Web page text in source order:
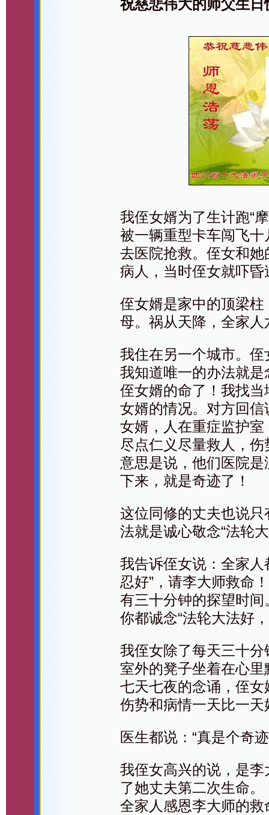
祝慈悲伟大的师父生日
我侄女婿为了生计跑“
被一辆重型卡车闯飞十
去医院抢救。侄女和
病人，当时侄女就吓昏
侄女婿是家中的顶梁
母。祸从天降，全家
我住在另一个城市。
我知道唯一的办法就是
侄女婿的命了！我找
女婿的情况。对方回
女婿，人在重症监护
尽点仁义尽量救人，
意思是说，他们医院
下来，就是奇迹了！
这位同修的丈夫也说
法就是诚心敬念“法轮
我告诉侄女说：全家
忍好”，请李大师救命
有三十分钟的探望时
你都诚念“法轮大法好
我侄女除了每天三十
室外的凳子坐着在心里
七天七夜的念诵，侄
伤势和病情一天比一
医生都说：“真是个奇
我侄女高兴的说，是
了她丈夫第二次生命。
全家人感恩李大师的救